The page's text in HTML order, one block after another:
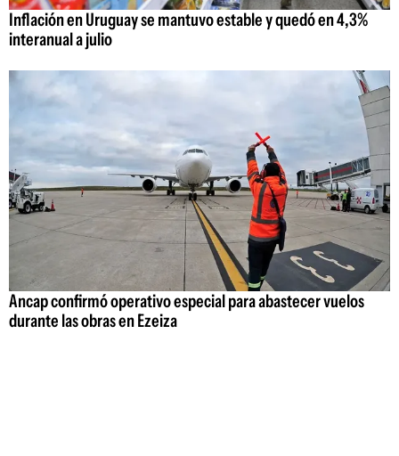
Inflación en Uruguay se mantuvo estable y quedó en 4,3%
interanual a julio
Ancap confirmó operativo especial para abastecer vuelos
durante las obras en Ezeiza